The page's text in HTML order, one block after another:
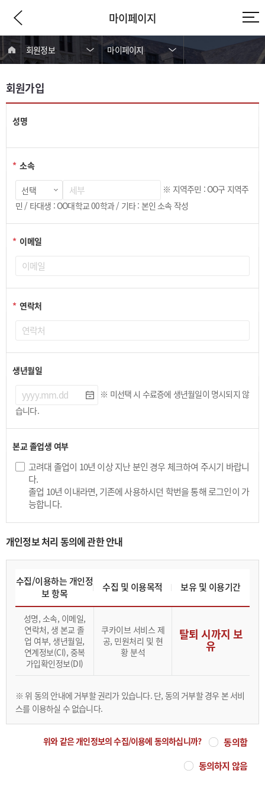
마이페이지
회원정보 마이페이지
회원가입
성명
* 소속
※ 지역주민 : OO구 지역주
민 / 타대생 : OO대학교 00학과 / 기타 : 본인 소속 작성
* 이메일
* 연락처
생년월일
※ 미선택 시 수료증에 생년월일이 명시되지 않
습니다.
본교 졸업생 여부
고려대 졸업이 10년 이상 지난 분인 경우 체크하여 주시기 바랍니
다.
졸업 10년 이내라면, 기존에 사용하시던 학번을 통해 로그인이 가
능합니다.
개인정보 처리 동의에 관한 안내
수집/이용하는 개인정
보 항목
수집 및 이용목적 보유 및 이용기간
성명, 소속, 이메일,
연락처, 생 본교 졸
업 여부, 생년월일,
연계정보(CI), 중복
가입확인정보(DI)
쿠카이브 서비스 제
공, 민원처리 및 현
황 분석
탈퇴 시까지 보
유
※ 위 동의 안내에 거부할 권리가 있습니다. 단, 동의 거부할 경우 본 서비
스를 이용하실 수 없습니다.
위와 같은 개인정보의 수집/이용에 동의하십니까?
동의함
동의하지 않음